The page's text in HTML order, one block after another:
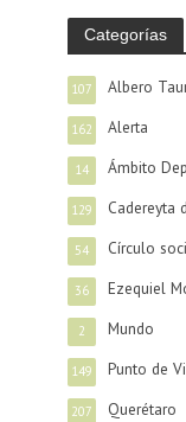
Categorías
Albero
107
Alerta
162
Ámbito
14
Cadereyta
129
Círculo
54
Ezequiel
36
Mundo
2
Punto de
149
Querétaro
207